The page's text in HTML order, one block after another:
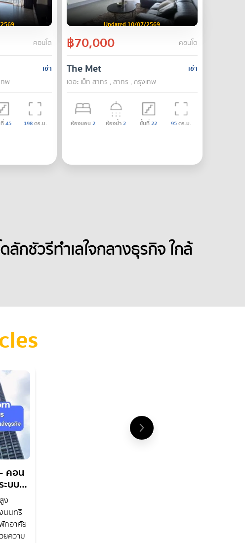
คอนโด
เช่า
ทพ
45 198ตร.ม.
Updated 10/07/2569
฿70,000 คอนโด
เช่า
The Met
เดอะ เม็ท สาทร , สาทร , กรุงเทพ
ห้องนอน 2 ห้องน้ำ2 ชั้นที่22 95ตร.ม.
ลักชัวรีทำเลใจกลางธุรกิจ ใกล้
คอน
ะบบ
ง
ง
นนทรี
กอาศัย
ยความ